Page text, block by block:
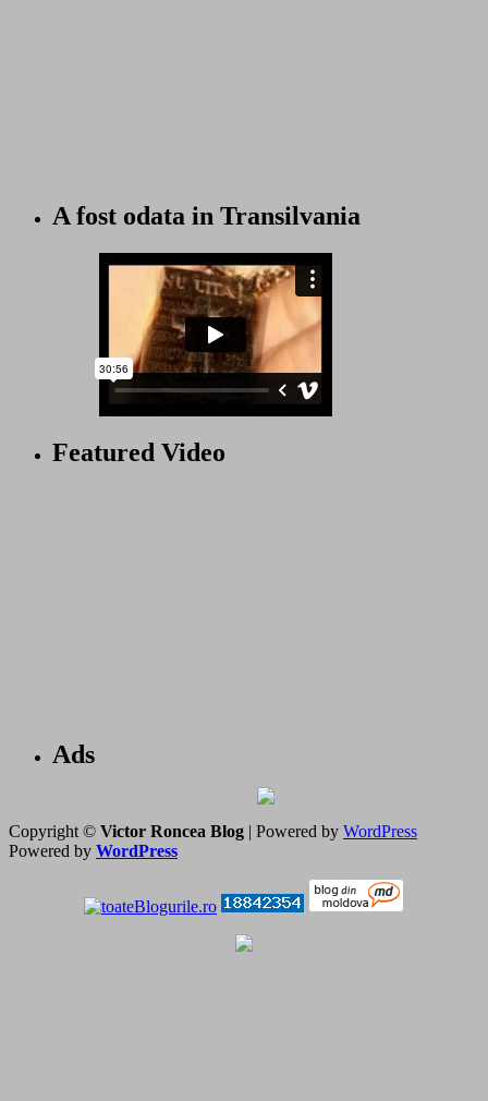
A fost odata in Transilvania
Featured Video
Ads
Copyright © Victor Roncea Blog | Powered by WordPress
Powered by WordPress